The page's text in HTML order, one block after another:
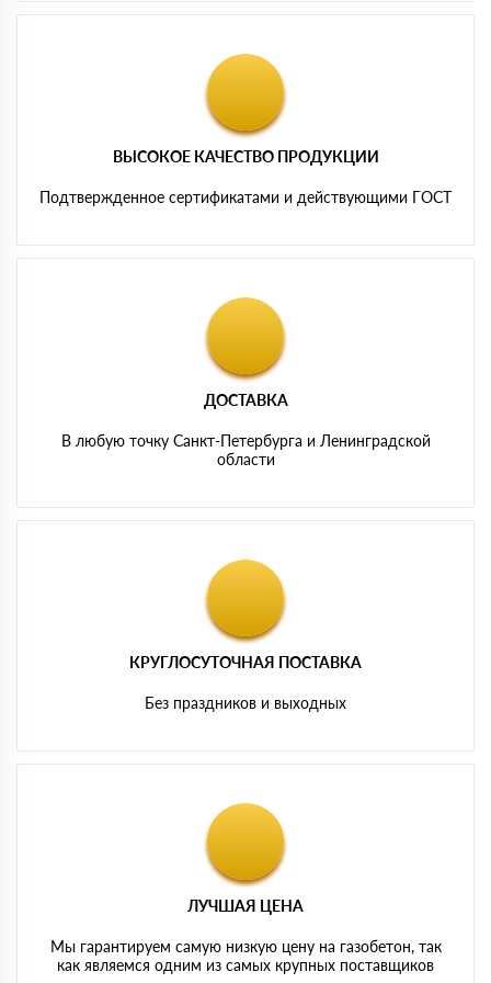
ВЫСОКОЕ КАЧЕСТВО ПРОДУКЦИИ
Подтвержденное сертификатами и действующими ГОСТ
ДОСТАВКА
В любую точку Санкт-Петербурга и Ленинградской
области
КРУГЛОСУТОЧНАЯ ПОСТАВКА
Без праздников и выходных
ЛУЧШАЯ ЦЕНА
Мы гарантируем самую низкую цену на газобетон, так
как являемся одним из самых крупных поставщиков